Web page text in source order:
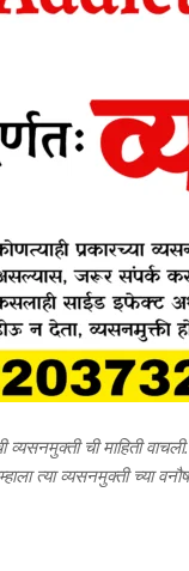
व्यसनमुक्ती ची माहिती
त्या व्यसनमुक्ती च्या